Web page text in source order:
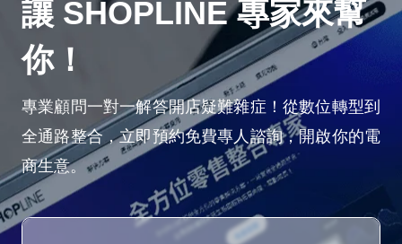
讓 SHOPLINE 專家來幫
你！
專業顧問一對一解答開店疑難雜症！從數位轉型到
全通路整合，立即預約免費專人諮詢，開啟你的電
商生意。